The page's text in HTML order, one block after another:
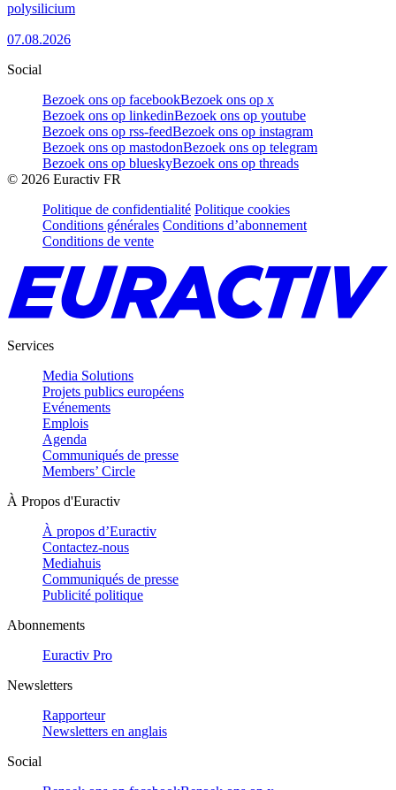
polysilicium
07.08.2026
Social
Bezoek ons op facebookBezoek ons op x
Bezoek ons op linkedinBezoek ons op youtube
Bezoek ons op rss-feedBezoek ons op instagram
Bezoek ons op mastodonBezoek ons op telegram
Bezoek ons op blueskyBezoek ons op threads
© 2026 Euractiv FR
Politique de confidentialité Politique cookies
Conditions générales Conditions d’abonnement
Conditions de vente
Services
Media Solutions
Projets publics européens
Evénements
Emplois
Agenda
Communiqués de presse
Members’ Circle
À Propos d'Euractiv
À propos d’Euractiv
Contactez-nous
Mediahuis
Communiqués de presse
Publicité politique
Abonnements
Euractiv Pro
Newsletters
Rapporteur
Newsletters en anglais
Social